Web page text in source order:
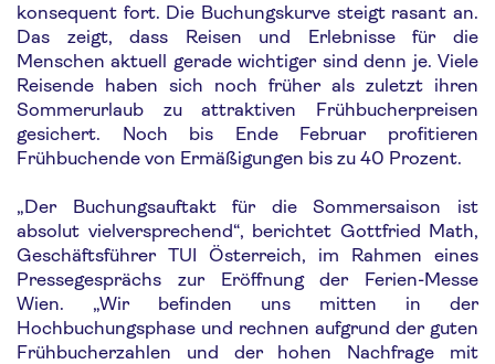
konsequent fort. Die Buchungskurve steigt rasant an.
Das zeigt, dass Reisen und Erlebnisse für die
Menschen aktuell gerade wichtiger sind denn je. Viele
Reisende haben sich noch früher als zuletzt ihren
Sommerurlaub zu attraktiven Frühbucherpreisen
gesichert. Noch bis Ende Februar profitieren
Frühbuchende von Ermäßigungen bis zu 40 Prozent.
„Der Buchungsauftakt für die Sommersaison ist
absolut vielversprechend“, berichtet Gottfried Math,
Geschäftsführer TUI Österreich, im Rahmen eines
Pressegesprächs zur Eröffnung der Ferien-Messe
Wien. „Wir befinden uns mitten in der
Hochbuchungsphase und rechnen aufgrund der guten
Frühbucherzahlen und der hohen Nachfrage mit